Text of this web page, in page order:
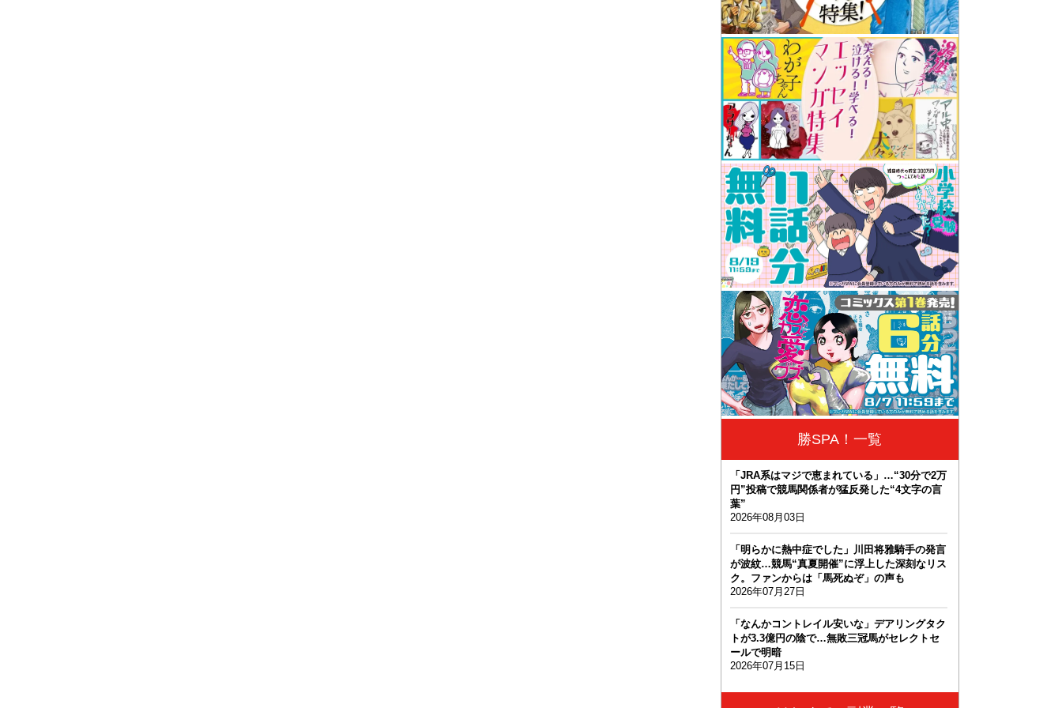
勝SPA！一覧
「JRA系はマジで恵まれている」…“30分で2万
円”投稿で競馬関係者が猛反発した“4文字の言
葉”
2026年08月03日
「明らかに熱中症でした」川田将雅騎手の発言
が波紋…競馬“真夏開催”に浮上した深刻なリス
ク。ファンからは「馬死ぬぞ」の声も
2026年07月27日
「なんかコントレイル安いな」デアリングタク
トが3.3億円の陰で…無敗三冠馬がセレクトセ
ールで明暗
2026年07月15日